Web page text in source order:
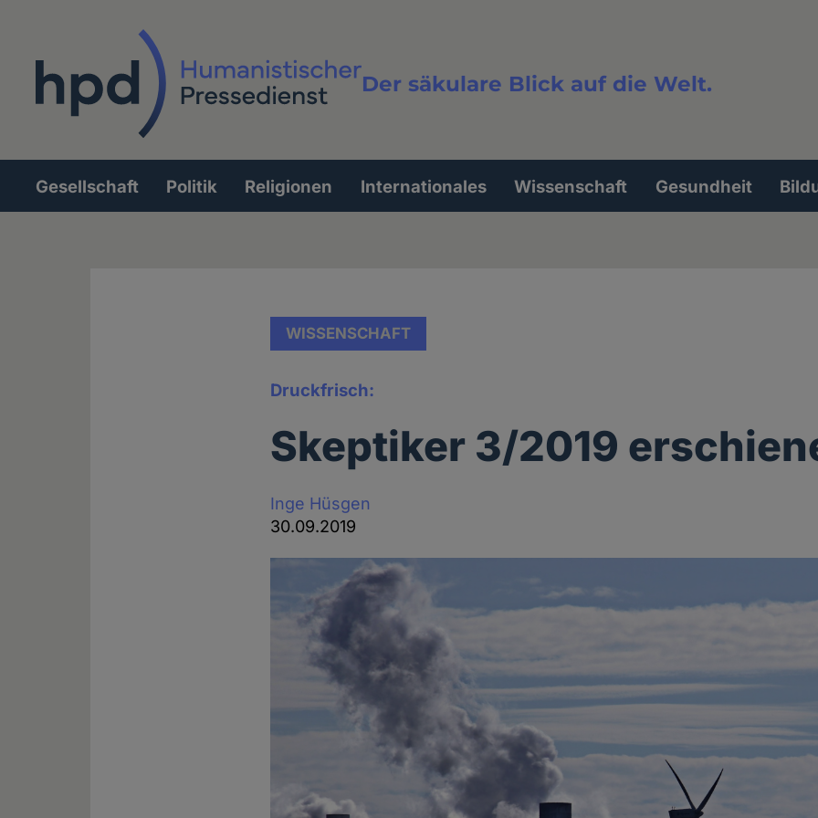
Der säkulare Blick auf die Welt.
Volltextsuche
Hauptnavigation
Gesellschaft Politik Religionen Internationales Wissenschaft Gesundheit
WISSENSCHAFT
Druckfrisch:
Skeptiker 3/2019
Inge Hüsgen
30.09.2019